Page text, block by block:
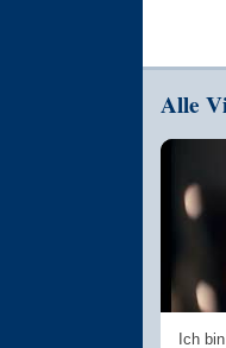
Alle
Ich